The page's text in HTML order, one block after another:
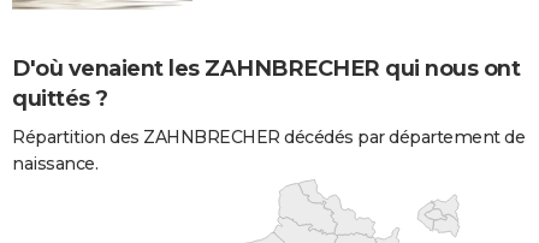
D'où venaient les ZAHNBRECHER qui nous ont
quittés ?
Répartition des ZAHNBRECHER décédés par département de
naissance.